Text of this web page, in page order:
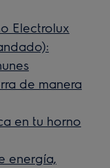
Electrolux
de manera
en tu horno
energía,